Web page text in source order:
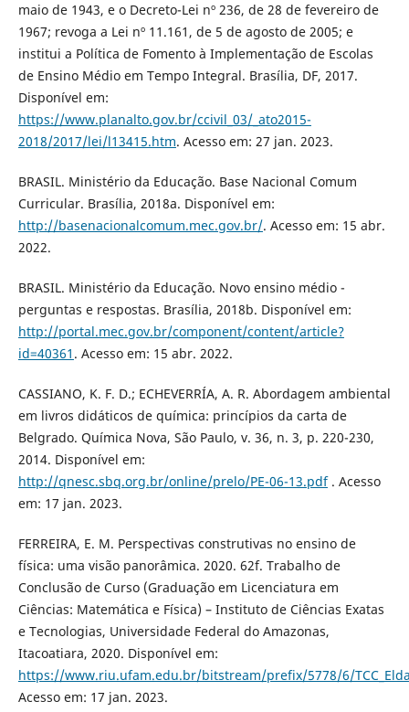
maio de 1943, e o Decreto-Lei nº 236, de 28 de fevereiro de
1967; revoga a Lei nº 11.161, de 5 de agosto de 2005; e
institui a Política de Fomento à Implementação de Escolas
de Ensino Médio em Tempo Integral. Brasília, DF, 2017.
Disponível em:
https://www.planalto.gov.br/ccivil_03/_ato2015-
2018/2017/lei/l13415.htm. Acesso em: 27 jan. 2023.
BRASIL. Ministério da Educação. Base Nacional Comum
Curricular. Brasília, 2018a. Disponível em:
http://basenacionalcomum.mec.gov.br/. Acesso em: 15 abr.
2022.
BRASIL. Ministério da Educação. Novo ensino médio -
perguntas e respostas. Brasília, 2018b. Disponível em:
http://portal.mec.gov.br/component/content/article?
id=40361 . Acesso em: 15 abr. 2022.
CASSIANO, K. F. D.; ECHEVERRÍA, A. R. Abordagem ambiental
em livros didáticos de química: princípios da carta de
Belgrado. Química Nova, São Paulo, v. 36, n. 3, p. 220-230,
2014. Disponível em:
http://qnesc.sbq.org.br/online/prelo/PE-06-13.pdf. Acesso
em: 17 jan. 2023.
FERREIRA, E. M. Perspectivas construtivas no ensino de
física: uma visão panorâmica. 2020. 62f. Trabalho de
Conclusão de Curso (Graduação em Licenciatura em
Ciências: Matemática e Física) – Instituto de Ciências Exatas
e Tecnologias, Universidade Federal do Amazonas,
Itacoatiara, 2020. Disponível em:
https://www.riu.ufam.edu.br/bitstream/prefix/5778/6/
Acesso em: 17 jan. 2023.